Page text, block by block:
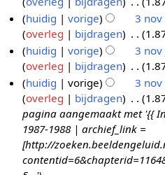
0
5
e
w
e
r
k
i
n
g
s
s
a
v
0
9
0
o
2
G
e
e
n
b
e
w
e
r
k
i
n
v
huidig vorige 3 nov
overleg
bijdragen
G
e
e
n
b
e
w
e
r
huidig vorige 3 nov
overleg
bijdragen
G
e
e
n
b
e
huidig vorige 3 nov
overleg
bijdragen
pagina aangemaakt met '{{
1987-1988 | archief_link =
[http://